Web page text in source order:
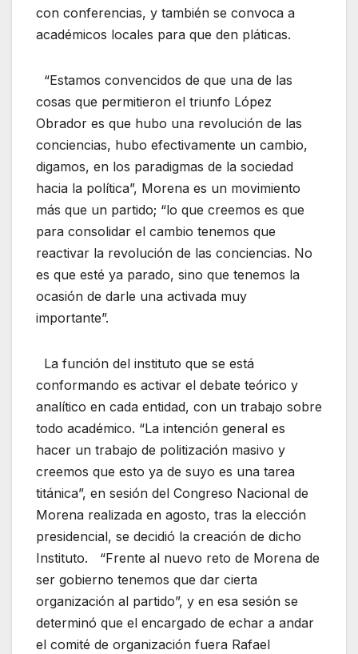
con conferencias, y también se convoca a
académicos locales para que den pláticas.
“Estamos convencidos de que una de las
cosas que permitieron el triunfo López
Obrador es que hubo una revolución de las
conciencias, hubo efectivamente un cambio,
digamos, en los paradigmas de la sociedad
hacia la política”, Morena es un movimiento
más que un partido; “lo que creemos es que
para consolidar el cambio tenemos que
reactivar la revolución de las conciencias. No
es que esté ya parado, sino que tenemos la
ocasión de darle una activada muy
importante”.
La función del instituto que se está
conformando es activar el debate teórico y
analítico en cada entidad, con un trabajo sobre
todo académico. “La intención general es
hacer un trabajo de politización masivo y
creemos que esto ya de suyo es una tarea
titánica”, en sesión del Congreso Nacional de
Morena realizada en agosto, tras la elección
presidencial, se decidió la creación de dicho
Instituto. “Frente al nuevo reto de Morena de
ser gobierno tenemos que dar cierta
organización al partido”, y en esa sesión se
determinó que el encargado de echar a andar
el comité de organización fuera Rafael